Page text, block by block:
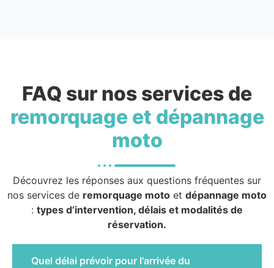
FAQ sur nos services de
remorquage et dépannage
moto
Découvrez les réponses aux questions fréquentes sur
nos services de remorquage moto et dépannage moto
: types d’intervention, délais et modalités de
réservation.
Quel délai prévoir pour l'arrivée du